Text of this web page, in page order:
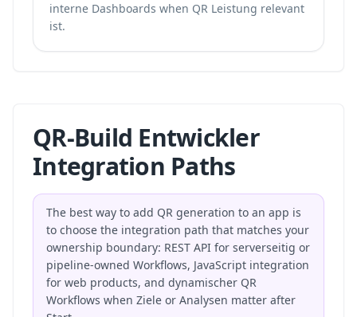
interne Dashboards when QR Leistung relevant
ist.
QR-Build Entwickler
Integration Paths
The best way to add QR generation to an app is
to choose the integration path that matches your
ownership boundary: REST API for serverseitig or
pipeline-owned Workflows, JavaScript integration
for web products, and dynamischer QR
Workflows when Ziele or Analysen matter after